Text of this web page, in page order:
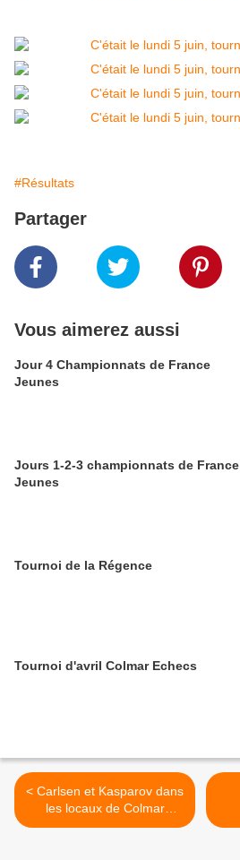
#Résultats
Partager
Vous aimerez aussi
Jour 4 Championnats de France
Jeunes
Jours 1-2-3 championnats de France
Jeunes
Tournoi de la Régence
Tournoi d'avril Colmar Echecs
< Carlsen et Kasparov dans
les locaux de Colmar
Échecs !